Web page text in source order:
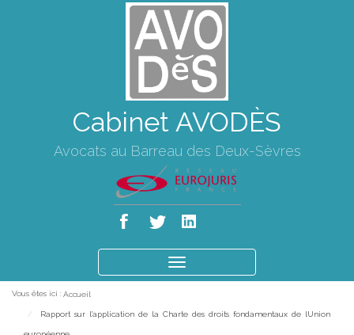
Cabinet AVODÈS
Avocats au Barreau des Deux-Sèvres
le
Vous êtes ici : Accueil
Rapport sur l'application de la Charte des droits fondamentaux de lUnion